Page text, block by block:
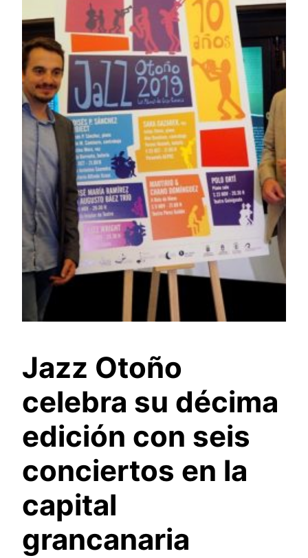
Jazz Otoño
celebra su décima
edición con seis
conciertos en la
capital
grancanaria